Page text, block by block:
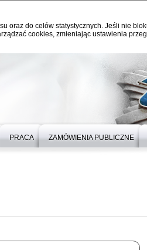
oraz do celów statystycznych. Jeśli nie
cookies, zmieniając ustawienia
PRACA ZAMÓWIENIA PUBLICZNE